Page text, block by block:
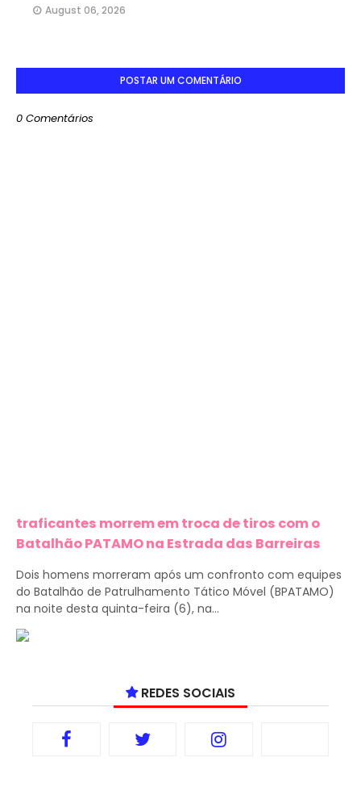
August 06, 2026
POSTAR UM COMENTÁRIO
0 Comentários
traficantes morrem em troca de tiros com o
Batalhão PATAMO na Estrada das Barreiras
Dois homens morreram após um confronto com equipes
do Batalhão de Patrulhamento Tático Móvel (BPATAMO)
na noite desta quinta-feira (6), na...
REDES SOCIAIS